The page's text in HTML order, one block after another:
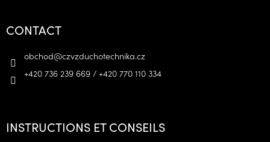
CONTACT
obchod@czvzduchotechnika.cz
+420 736 239 669 / +420 770 110 334
INSTRUCTIONS ET CONSEILS